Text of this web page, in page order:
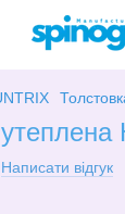
Написати відгук